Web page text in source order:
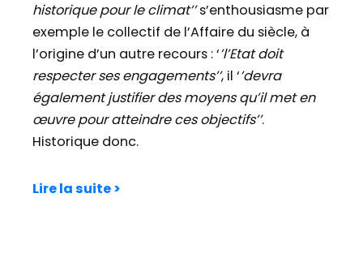
historique pour le climat’’s’enthousiasme par
exemple le collectif de l’Affaire du siècle, à
l’origine d’un autre recours : ‘’l’Etat doit
respecter ses engagements’’, il ‘’devra
également justifier des moyens qu’il met en
œuvre pour atteindre ces objectifs’’.
Historique donc.
Lire la suite >